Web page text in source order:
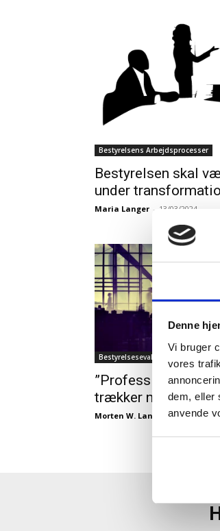
Denne
Vi bruger
vores
dem, eller
anvende
Bestyrelsens Arbejdsprocesser
Bestyrelsen skal
under
Maria Langer - 13/03/2024
Bestyrelsesevaluering
”Professionelle” i
trækker ned
Morten W. Langer - 07/04/2017